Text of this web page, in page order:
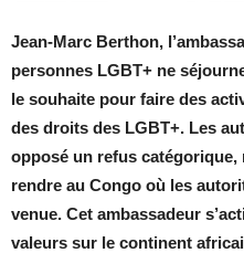
Jean-Marc Berthon,
personnes LGBT+ ne
le souhaite pour faire des
des droits des LGBT+. Les
opposé un refus catégorique,
rendre au Congo où les
venue. Cet ambassadeur
valeurs sur le continent